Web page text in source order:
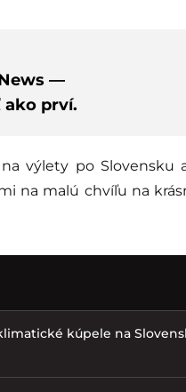
—
ako prví.
výlety po Slovensku
na malú chvíľu na
kúpele na